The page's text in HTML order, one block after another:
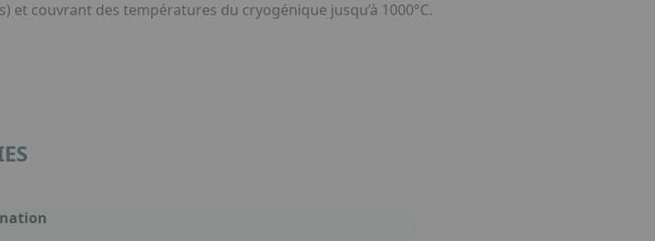
et couvrant des températures du cryogénique jusqu’à 1000°C.